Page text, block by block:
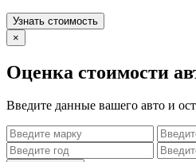
Узнать стоимость
×
Оценка стоимости
Введите данные вашего авто и